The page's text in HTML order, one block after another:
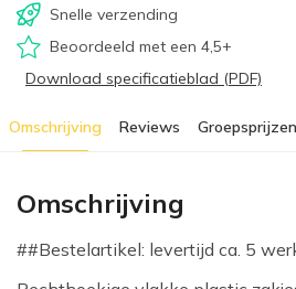
Snelle verzending
Beoordeeld met een 4,5+
Download specificatieblad (PDF)
Omschrijving Reviews Groepsprijzen
Omschrijving
##Bestelartikel: levertijd ca. 5